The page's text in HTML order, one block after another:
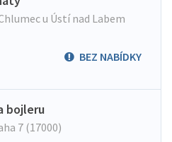
u Ústí nad Labem
BEZ NABÍDKY
bojleru
7 (17000)